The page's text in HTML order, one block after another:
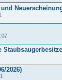
2026)